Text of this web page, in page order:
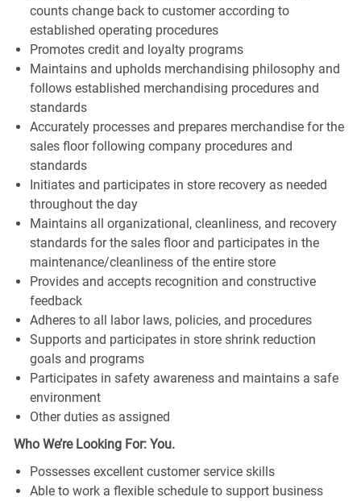
counts change back to customer according to
established operating procedures
Promotes credit and loyalty programs
Maintains and upholds merchandising philosophy and
follows established merchandising procedures and
standards
Accurately processes and prepares merchandise for the
sales floor following company procedures and
standards
Initiates and participates in store recovery as needed
throughout the day
Maintains all organizational, cleanliness, and recovery
standards for the sales floor and participates in the
maintenance/cleanliness of the entire store
Provides and accepts recognition and constructive
feedback
Adheres to all labor laws, policies, and procedures
Supports and participates in store shrink reduction
goals and programs
Participates in safety awareness and maintains a safe
environment
Other duties as assigned
Who We’re Looking For: You.
Possesses excellent customer service skills
Able to work a flexible schedule to support business